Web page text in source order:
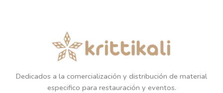
Dedicados a la comercialización y distribución de material
especifico para restauración y eventos.